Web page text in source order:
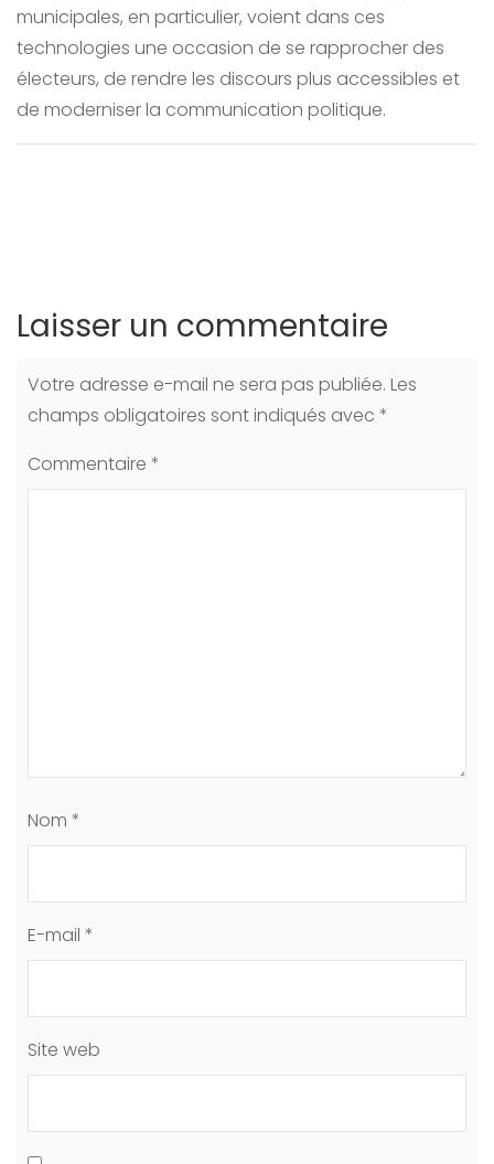
municipales, en particulier, voient dans ces
technologies une occasion de se rapprocher des
électeurs, de rendre les discours plus accessibles et
de moderniser la communication politique.
Laisser un commentaire
Votre adresse e-mail ne sera pas publiée. Les
champs obligatoires sont indiqués avec *
Commentaire *
Nom *
E-mail *
Site web